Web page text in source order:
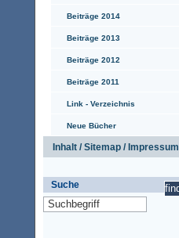
Beiträge 2014
Beiträge 2013
Beiträge 2012
Beiträge 2011
Link - Verzeichnis
Neue Bücher
Inhalt / Sitemap / Impressum
Suche